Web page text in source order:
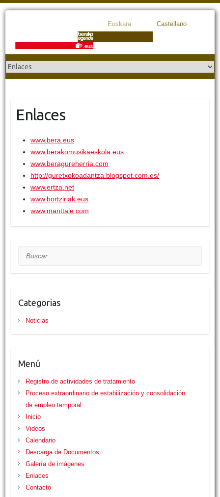
Euskara Castellano
Enlaces
www.bera.eus
www.berakomusikaeskola.eus
www.beragureherria.com
http://guretxokoadantza.blogspot.com.es/
www.ertza.net
www.bortziriak.eus
www.manttale.com
Buscar
Categorias
Noticias
Menú
Registro de actividades de tratamiento
Proceso extraordinario de estabilización y consolidación
de empleo temporal
Inicio
Videos
Calendario
Descarga de Documentos
Galería de imágenes
Enlaces
Contacto